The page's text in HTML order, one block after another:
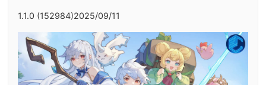
1.1.0 (152984)2025/09/11